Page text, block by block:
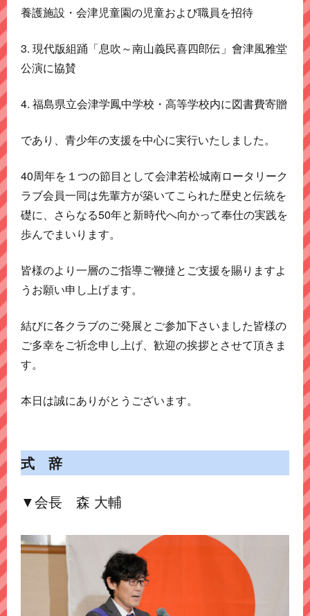
養護施設・会津児童園の児童および職員を招待
3. 現代版組踊「息吹～南山義民喜四郎伝」會津風雅堂
公演に協賛
4. 福島県立会津学鳳中学校・高等学校内に図書費寄贈
であり、青少年の支援を中心に実行いたしました。
40周年を１つの節目として会津若松城南ロータリーク
ラブ会員一同は先輩方が築いてこられた歴史と伝統を
礎に、さらなる50年と新時代へ向かって奉仕の実践を
歩んでまいります。
皆様のより一層のご指導ご鞭撻とご支援を賜りますよ
うお願い申し上げます。
結びに各クラブのご発展とご参加下さいました皆様の
ご多幸をご祈念申し上げ、歓迎の挨拶とさせて頂きま
す。
本日は誠にありがとうございます。
式 辞
▼会長 森 大輔